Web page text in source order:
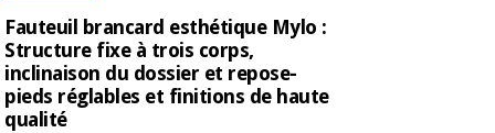
Fauteuil brancard esthétique Mylo :
Structure fixe à trois corps,
inclinaison du dossier et repose-
pieds réglables et finitions de haute
qualité